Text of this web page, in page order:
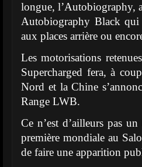
longue, l’Autobiography,
Autobiography Black qui
aux places arrière ou
Les motorisations
Supercharged fera, à
Nord et la Chine
Range LWB.
Ce n’est d’ailleurs pas
première mondiale au
de faire une apparition